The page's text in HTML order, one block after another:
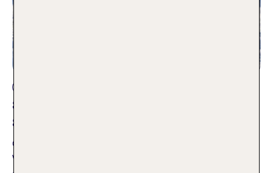
Skigebiete Polen – Die TOP 6
Skigebiete
02.10.2025
Wenn der langersehnte Wintersport wieder los geht, stellt